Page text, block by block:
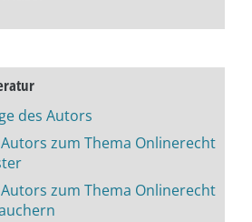
des Autors
zum Thema Onlinerecht
zum Thema Onlinerecht